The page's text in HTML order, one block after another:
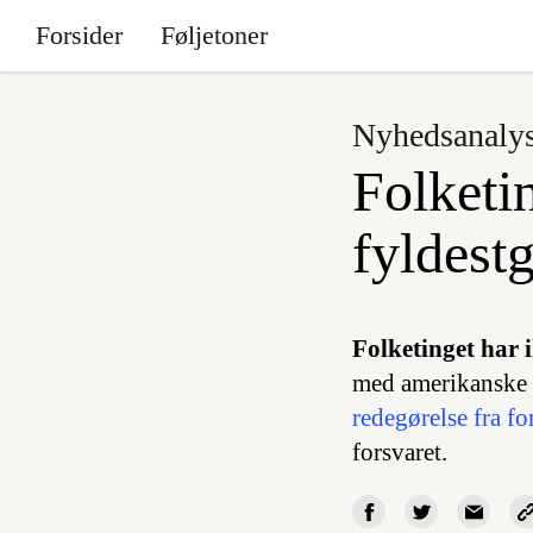
Forsider Føljetoner
Folketinget har
med
redegørelse fra
forsvaret.